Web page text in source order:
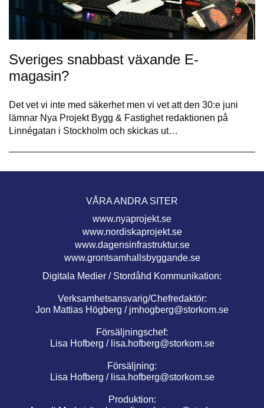
Sveriges snabbast växande E-
magasin?
Det vet vi inte med säkerhet men vi vet att den 30:e juni
lämnar Nya Projekt Bygg & Fastighet redaktionen på
Linnégatan i Stockholm och skickas ut…
VÅRA ANDRA SITER
www.nyaprojekt.se
www.nordiskaprojekt.se
www.dagensinfrastruktur.se
www.grontsamhallsbyggande.se
Digitala Medier / Stordåhd Kommunikation:
Verksamhetsansvarig/Chefredaktör:
Jon Mattias Högberg / jmhogberg@storkom.se
Försäljningschef:
Lisa Hofberg / lisa.hofberg@storkom.se
Försäljning:
Lisa Hofberg / lisa.hofberg@storkom.se
Produktion: